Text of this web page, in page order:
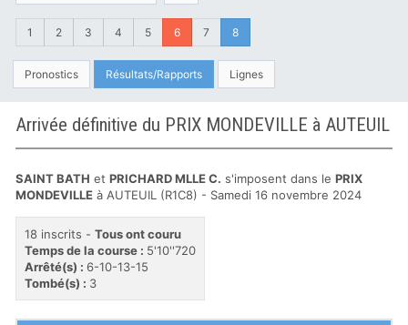
1 2 3 4 5 6 7 8
Pronostics Résultats/Rapports Lignes
Arrivée définitive du PRIX MONDEVILLE à AUTEUIL
SAINT BATH et PRICHARD MLLE C. s'imposent dans le PRIX
MONDEVILLE à AUTEUIL (R1C8) - Samedi 16 novembre 2024
18 inscrits - Tous ont couru
Temps de la course : 5'10''720
Arrêté(s) : 6-10-13-15
Tombé(s) : 3